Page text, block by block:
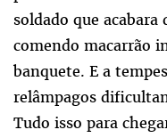
soldado que
comendo macarrão
banquete. E a
relâmpagos
Tudo isso para